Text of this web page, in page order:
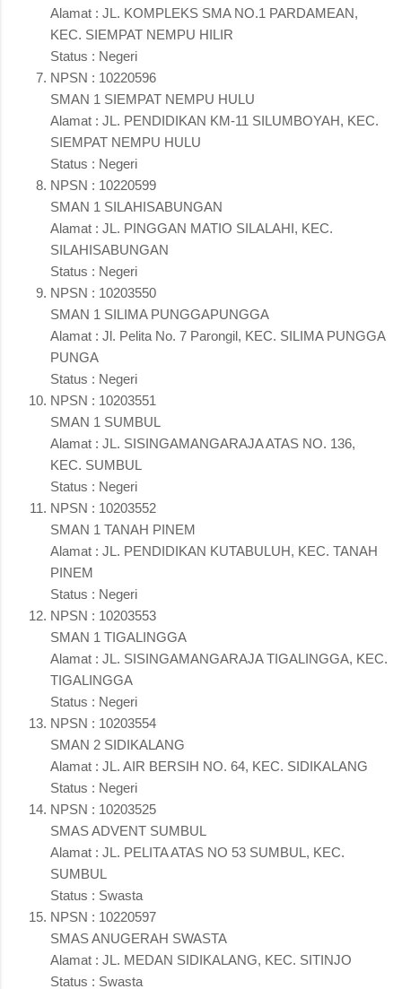
Alamat : JL. KOMPLEKS SMA NO.1 PARDAMEAN,
KEC. SIEMPAT NEMPU HILIR
Status : Negeri
NPSN : 10220596
SMAN 1 SIEMPAT NEMPU HULU
Alamat : JL. PENDIDIKAN KM-11 SILUMBOYAH, KEC.
SIEMPAT NEMPU HULU
Status : Negeri
NPSN : 10220599
SMAN 1 SILAHISABUNGAN
Alamat : JL. PINGGAN MATIO SILALAHI, KEC.
SILAHISABUNGAN
Status : Negeri
NPSN : 10203550
SMAN 1 SILIMA PUNGGAPUNGGA
Alamat : Jl. Pelita No. 7 Parongil, KEC. SILIMA PUNGGA
PUNGA
Status : Negeri
NPSN : 10203551
SMAN 1 SUMBUL
Alamat : JL. SISINGAMANGARAJA ATAS NO. 136,
KEC. SUMBUL
Status : Negeri
NPSN : 10203552
SMAN 1 TANAH PINEM
Alamat : JL. PENDIDIKAN KUTABULUH, KEC. TANAH
PINEM
Status : Negeri
NPSN : 10203553
SMAN 1 TIGALINGGA
Alamat : JL. SISINGAMANGARAJA TIGALINGGA, KEC.
TIGALINGGA
Status : Negeri
NPSN : 10203554
SMAN 2 SIDIKALANG
Alamat : JL. AIR BERSIH NO. 64, KEC. SIDIKALANG
Status : Negeri
NPSN : 10203525
SMAS ADVENT SUMBUL
Alamat : JL. PELITA ATAS NO 53 SUMBUL, KEC.
SUMBUL
Status : Swasta
NPSN : 10220597
SMAS ANUGERAH SWASTA
Alamat : JL. MEDAN SIDIKALANG, KEC. SITINJO
Status : Swasta